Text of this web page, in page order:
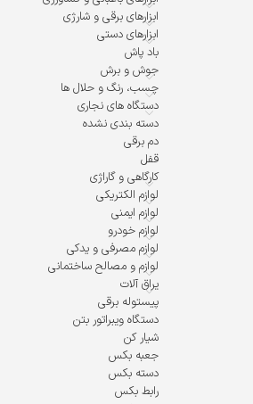
ابزارهای برقی و شارژی
ابزارهای دستی
باد پاش
جوش و برش
چسب، رنگ و حلال ها
دستگاه های نجاری
دسته بندی نشده
دم برقی
قفل
کارگاهی و گاراژی
لوازم الکتریکی
لوازم ایمنی
لوازم خودرو
لوازم مصرفی و یدکی
لوازم و مصالح ساختمانی
یراق آلات
پیستوله برقی
دستگاه ویبراتور بتن
شیار کن
جعبه بکس
دسته بکس
رابط بکس